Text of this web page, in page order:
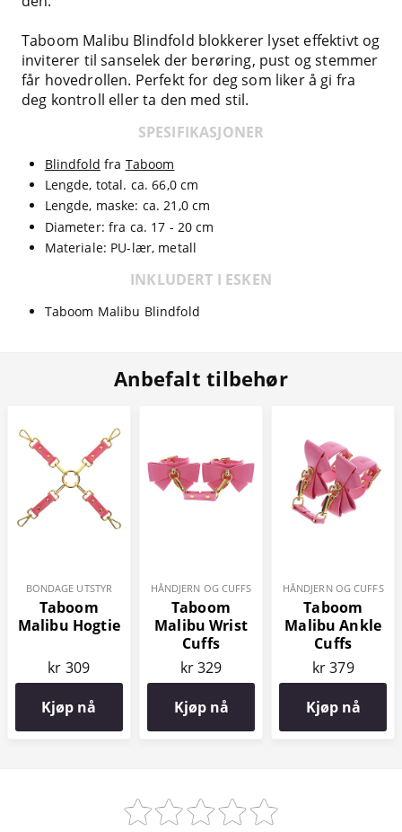
Taboom Malibu Blindfold blokkerer lyset effektivt og
inviterer til sanselek der berøring, pust og stemmer
får hovedrollen. Perfekt for deg som liker å gi fra
deg kontroll eller ta den med stil.
SPESIFIKASJONER
Blindfold fra Taboom
Lengde, total. ca. 66,0 cm
Lengde, maske: ca. 21,0 cm
Diameter: fra ca. 17 - 20 cm
Materiale: PU-lær, metall
INKLUDERT I ESKEN
Taboom Malibu Blindfold
Anbefalt tilbehør
BONDAGE UTSTYR
Taboom
Malibu Hogtie
kr 309
Kjøp nå
HÅNDJERN OG CUFFS
Taboom
Malibu Wrist
Cuffs
kr 329
Kjøp nå
HÅNDJERN OG CUFFS
Taboom
Malibu Ankle
Cuffs
kr 379
Kjøp nå